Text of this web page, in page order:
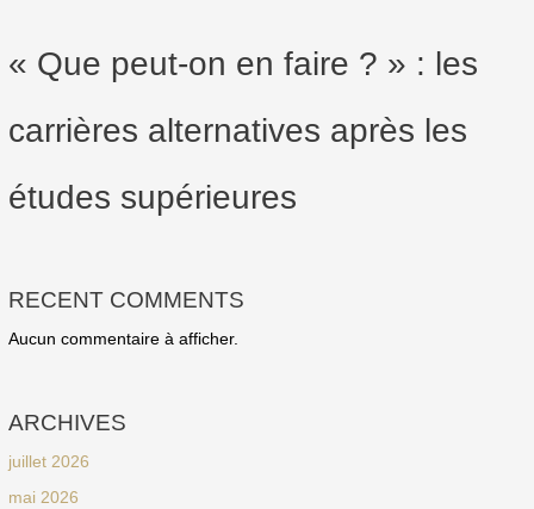
« Que peut-on en faire ? » : les
carrières alternatives après les
études supérieures
RECENT COMMENTS
Aucun commentaire à afficher.
ARCHIVES
juillet 2026
mai 2026